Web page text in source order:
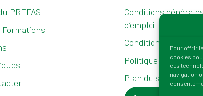
Pour offrir
cookies
ces
navigation
PREFAS
Formations
Conditions
d’emploi
Conditions
Politique de cookies
Plan du site